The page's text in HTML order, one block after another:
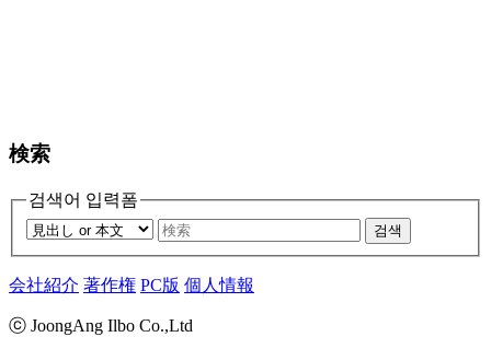
検索
검색어 입력폼
검색
会社紹介 著作権 PC版 個人情報
ⓒ JoongAng Ilbo Co.,Ltd